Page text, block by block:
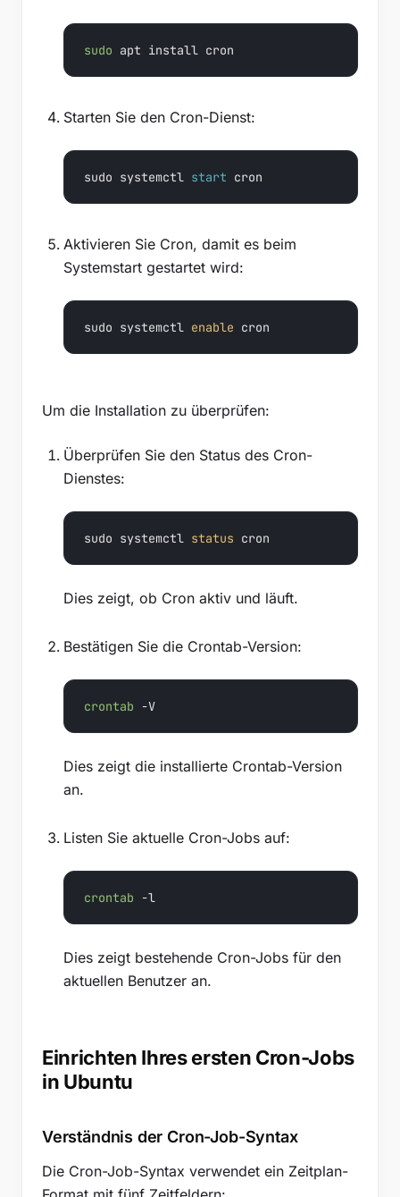
sudo apt install cron
Starten Sie den Cron-Dienst:
sudo systemctl start cron
Aktivieren Sie Cron, damit es beim
Systemstart gestartet wird:
sudo systemctl enable cron
Um die Installation zu überprüfen:
Überprüfen Sie den Status des Cron-
Dienstes:
sudo systemctl status cron
Dies zeigt, ob Cron aktiv und läuft.
Bestätigen Sie die Crontab-Version:
crontab -V
Dies zeigt die installierte Crontab-Version
an.
Listen Sie aktuelle Cron-Jobs auf:
crontab -l
Dies zeigt bestehende Cron-Jobs für den
aktuellen Benutzer an.
Einrichten Ihres ersten Cron-Jobs
in Ubuntu
Verständnis der Cron-Job-Syntax
Die Cron-Job-Syntax verwendet ein Zeitplan-